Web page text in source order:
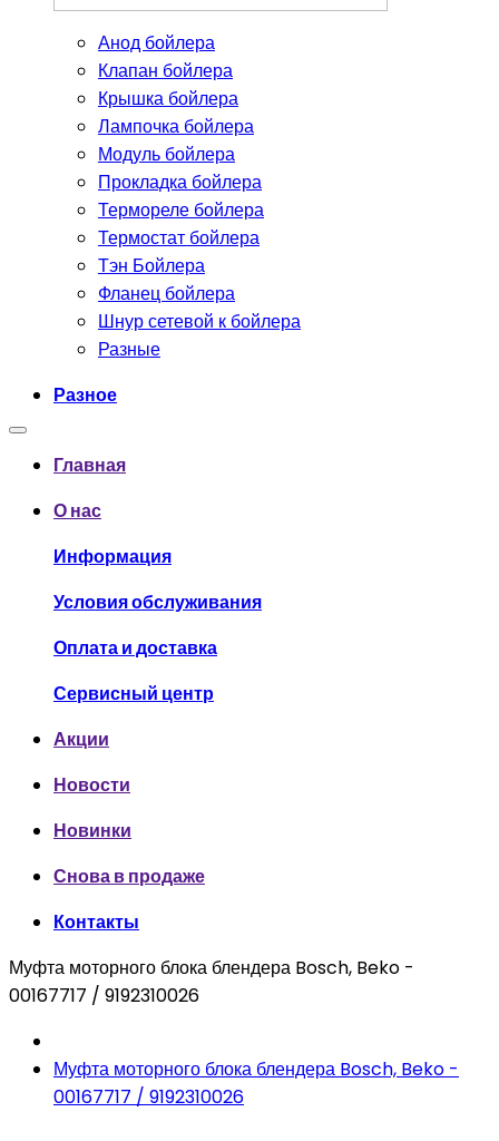
Анод бойлера
Клапан бойлера
Крышка бойлера
Лампочка бойлера
Модуль бойлера
Прокладка бойлера
Термореле бойлера
Термостат бойлера
Тэн Бойлера
Фланец бойлера
Шнур сетевой к бойлера
Разные
Разное
Главная
О нас
Информация
Условия обслуживания
Оплата и доставка
Сервисный центр
Акции
Новости
Новинки
Снова в продаже
Контакты
Муфта моторного блока блендера Bosch, Beko -
00167717 / 9192310026
Муфта моторного блока блендера Bosch, Beko -
00167717 / 9192310026